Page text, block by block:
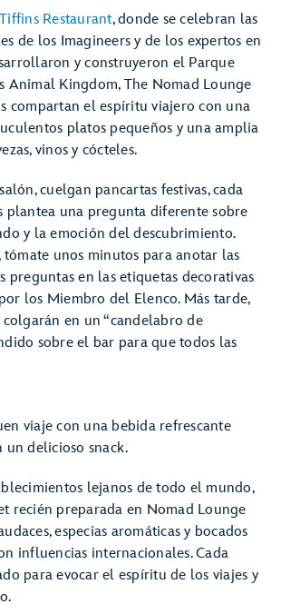
Tiffins Restaurant, donde se celebran las
de los Imagineers y de los expertos en
y construyeron el Parque
Animal Kingdom, The Nomad Lounge
compartan el espíritu viajero con una
platos pequeños y una amplia
vinos y cócteles.
cuelgan pancartas festivas, cada
plantea una pregunta diferente sobre
y la emoción del descubrimiento.
tómate unos minutos para anotar las
preguntas en las etiquetas decorativas
los Miembro del Elenco. Más tarde,
colgarán en un “candelabro de
sobre el bar para que todos las
viaje con una bebida refrescante
un delicioso snack.
lejanos de todo el mundo,
recién preparada en Nomad Lounge
especias aromáticas y bocados
influencias internacionales. Cada
para evocar el espíritu de los viajes y